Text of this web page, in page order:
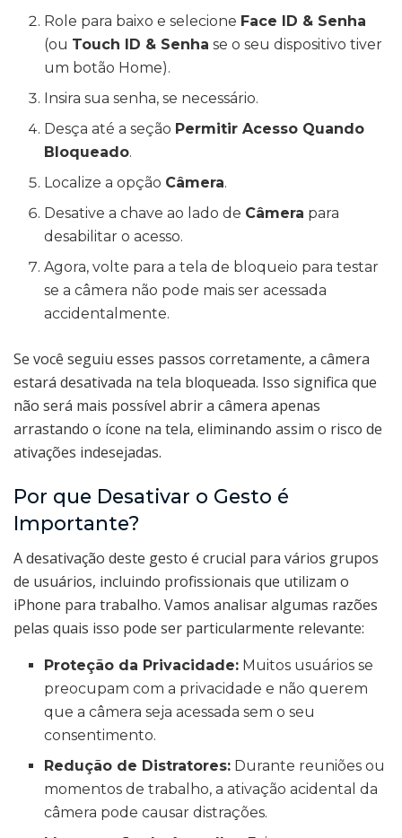
Role para baixo e selecione Face ID & Senha
(ou Touch ID & Senha se o seu dispositivo tiver
um botão Home).
Insira sua senha, se necessário.
Desça até a seção Permitir Acesso Quando
Bloqueado.
Localize a opção Câmera.
Desative a chave ao lado de Câmera para
desabilitar o acesso.
Agora, volte para a tela de bloqueio para testar
se a câmera não pode mais ser acessada
accidentalmente.
Se você seguiu esses passos corretamente, a câmera
estará desativada na tela bloqueada. Isso significa que
não será mais possível abrir a câmera apenas
arrastando o ícone na tela, eliminando assim o risco de
ativações indesejadas.
Por que Desativar o Gesto é
Importante?
A desativação deste gesto é crucial para vários grupos
de usuários, incluindo profissionais que utilizam o
iPhone para trabalho. Vamos analisar algumas razões
pelas quais isso pode ser particularmente relevante:
Proteção da Privacidade: Muitos usuários se
preocupam com a privacidade e não querem
que a câmera seja acessada sem o seu
consentimento.
Redução de Distratores: Durante reuniões ou
momentos de trabalho, a ativação acidental da
câmera pode causar distrações.